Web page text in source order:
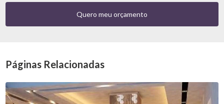
Quero meu orçamento
Páginas Relacionadas